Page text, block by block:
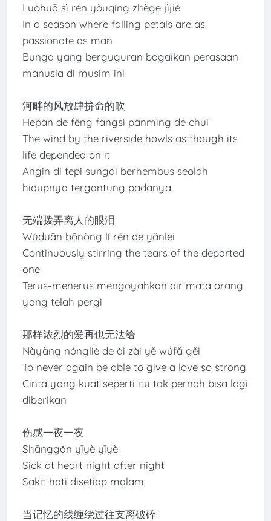
Luòhuā sì rén yǒuqíng zhège jìjié
In a season where falling petals are as
passionate as man
Bunga yang berguguran bagaikan perasaan
manusia di musim ini
河畔的风放肆拚命的吹
Hépàn de fēng fàngsì pànmìng de chuī
The wind by the riverside howls as though its
life depended on it
Angin di tepi sungai berhembus seolah
hidupnya tergantung padanya
无端拨弄离人的眼泪
Wúduān bōnòng lí rén de yǎnlèi
Continuously stirring the tears of the departed
one
Terus-menerus mengoyahkan air mata orang
yang telah pergi
那样浓烈的爱再也无法给
Nàyàng nóngliè de ài zài yě wúfǎ gěi
To never again be able to give a love so strong
Cinta yang kuat seperti itu tak pernah bisa lagi
diberikan
伤感一夜一夜
Shānggǎn yīyè yīyè
Sick at heart night after night
Sakit hati disetiap malam
当记忆的线缠绕过往支离破碎